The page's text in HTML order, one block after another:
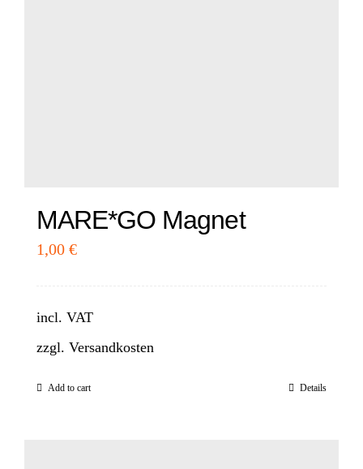
MARE*GO Magnet
1,00 €
incl. VAT
zzgl. Versandkosten
Add to cart Details